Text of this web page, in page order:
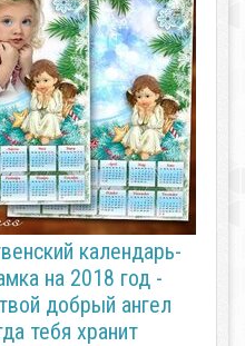
календарь-
на 2018 год -
добрый ангел
тебя хранит